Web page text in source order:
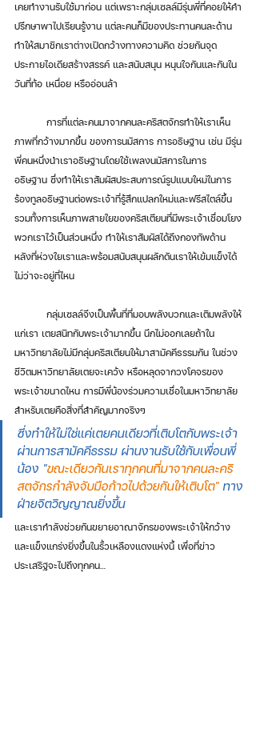
เคยทำงานรับใช้มาก่อน แต่เพราะกลุ่มเซลล์มีรุ่นพี่ที่คอยให้คำ
ปรึกษาพาไปเรียนรู้งาน แต่ละคนก็มีของประทานคนละด้าน
ทำให้สมาชิกเราต่างเปิดกว้างทางความคิด ช่วยกันจุด
ประกายไอเดียสร้างสรรค์ และสนับสนุน หนุนใจกันและกันใน
วันที่ท้อ เหนื่อย หรืออ่อนล้า
ภาพที่กว้างมากขึ้น ของการนมัสการ การอธิษฐาน เช่น มีรุ่น
พี่คนหนึ่งนำเราอธิษฐานโดยใช้เพลงนมัสการในการ
อธิษฐาน ซึ่งทำให้เราสัมผัสประสบการณ์รูปแบบใหม่ในการ
ร้องทูลอธิษฐานต่อพระเจ้าที่รู้สึกแปลกใหม่และฟรีสไตล์ขึ้น
รวมทั้งการเห็นภาพสายใยของคริสเตียนที่มีพระเจ้าเชื่อมโยง
พวกเราไว้เป็นส่วนหนึ่ง ทำให้เราสัมผัสได้ถึงกองทัพด้าน
หลังที่ห่วงใยเราและพร้อมสนับสนุนผลักดันเราให้เข้มแข็งได้
ไม่ว่าจะอยู่ที่ไหน
แก่เรา เตยสนิทกับพระเจ้ามากขึ้น นึกไม่ออกเลยถ้าใน
มหาวิทยาลัยไม่มีกลุ่มคริสเตียนให้มาสามัคคีธรรมกัน ในช่วง
ชีวิตมหาวิทยาลัยเตยจะเคว้ง หรือหลุดจากวงโคจรของ
พระเจ้าขนาดไหน การมีพี่น้องร่วมความเชื่อในมหาวิทยาลัย
สำหรับเตยคือสิ่งที่สำคัญมากจริงๆ
ซึ่งทำให้ไม่ใช่แค่เตยคนเดียวที่เติบโตกับพระเจ้า
ผ่านการสามัคคีธรรม ผ่านงานรับใช้กับเพื่อนพี่
น้อง "ขณะเดียวกันเราทุกคนที่มาจากคนละคริ
สตจักรกำลังจับมือก้าวไปด้วยกันให้เติบโต" ทาง
ฝ่ายจิตวิญญาณยิ่งขึ้น
และเรากำลังช่วยกันขยายอาณาจักรของพระเจ้าให้กว้าง
และแข็งแกร่งยิ่งขึ้นในรั้วเหลืองแดงแห่งนี้ เพื่อที่ข่าว
ประเสริฐจะไปถึงทุกคน…